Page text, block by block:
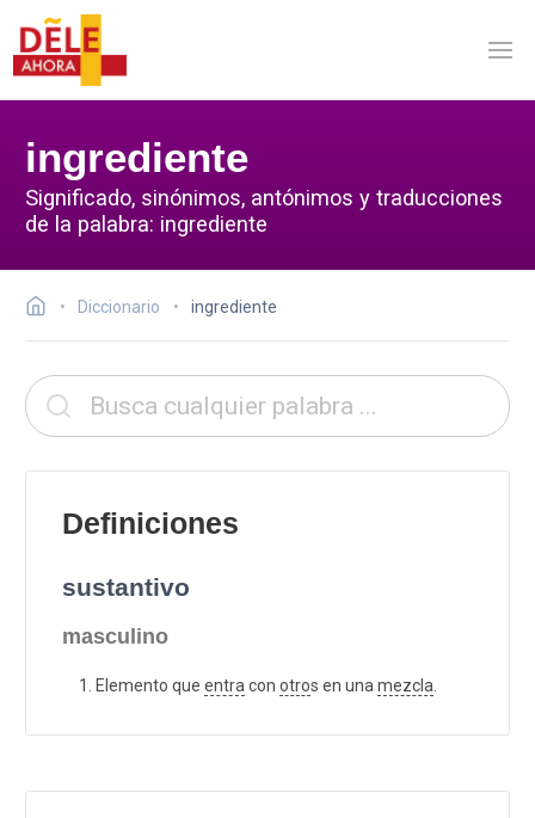
ingrediente
Significado, sinónimos, antónimos y traducciones
de la palabra: ingrediente
Diccionario ingrediente
Definiciones
sustantivo
masculino
Elemento que entra con otros en una mezcla